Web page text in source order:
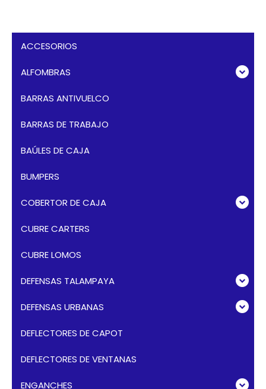
ACCESORIOS
ALFOMBRAS
BARRAS ANTIVUELCO
BARRAS DE TRABAJO
BAÚLES DE CAJA
BUMPERS
COBERTOR DE CAJA
CUBRE CARTERS
CUBRE LOMOS
DEFENSAS TALAMPAYA
DEFENSAS URBANAS
DEFLECTORES DE CAPOT
DEFLECTORES DE VENTANAS
ENGANCHES